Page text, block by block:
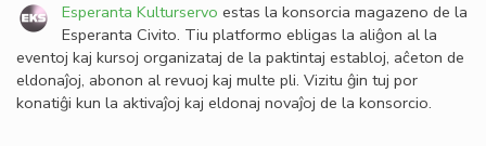
Esperanta Kulturservo estas la konsorcia magazeno de la
Esperanta Civito. Tiu platformo ebligas la aliĝon al la
eventoj kaj kursoj organizataj de la paktintaj establoj, aĉeton de
eldonaĵoj, abonon al revuoj kaj multe pli. Vizitu ĝin tuj por
konatiĝi kun la aktivaĵoj kaj eldonaj novaĵoj de la konsorcio.